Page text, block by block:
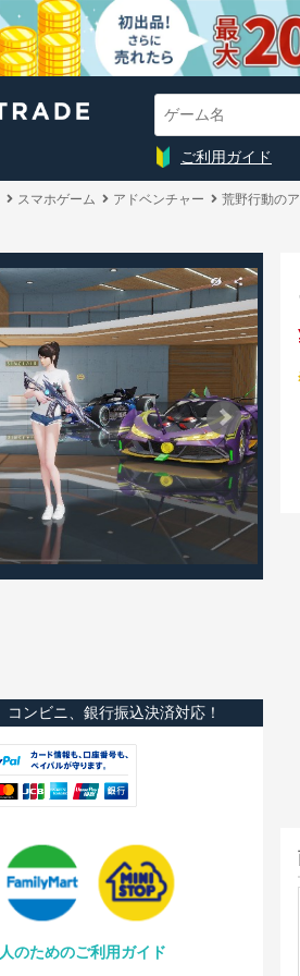
ご利用ガイド
スマホゲーム アドベンチャー 荒野行動の
ンビニ、銀行振込決済対応！
のためのご利用ガイド